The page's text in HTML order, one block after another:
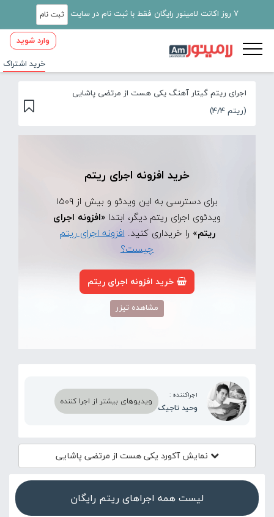
7 روز اکانت لامینور رایگان فقط با ثبت نام در سایت ثبت نام
وارد شوید
خرید اشتراک
اجرای ریتم گیتار آهنگ یکی هست از مرتضی پاشایی
(ریتم 4/4)
خرید افزونه اجرای ریتم
برای دسترسی به این ویدئو و بیش از 1509
ویدئوی اجرای ریتم دیگر، ابتدا «افزونه اجرای
ریتم» را خریداری کنید.افزونه اجرای ریتم
چیست؟
خرید افزونه اجرای ریتم
مشاهده تیزر
اجراکننده :
وحید تاجیک
ویدیوهای بیشتر از اجرا کننده
نمایش آکورد یکی هست از مرتضی پاشایی
لیست همه اجراهای ریتم رایگان